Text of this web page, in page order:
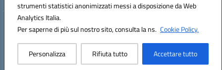
strumenti statistici anonimizzati messi a disposizione da Web
Analytics Italia.
Per saperne di più sul nostro sito, consulta la ns. Cookie Policy.
Personalizza Rifiuta tutto Accettare tutto
Hosting & Powered by 3D Solution S.r.l.
Concept & Design by Designers Italia